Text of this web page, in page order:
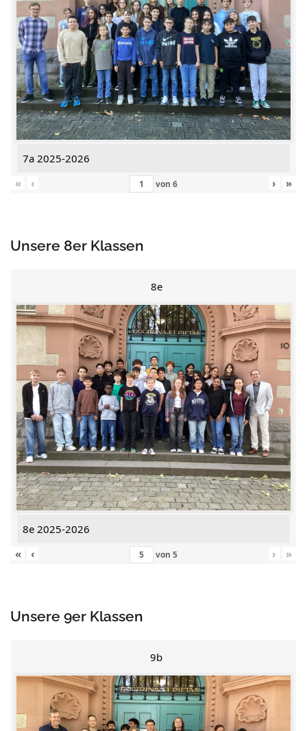
7a 2025-2026
«
‹ von 6 › »
Unsere 8er Klassen
8e
8e 2025-2026
«
‹ von 5 › »
Unsere 9er Klassen
9b